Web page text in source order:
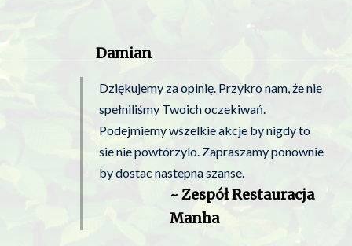
Damian
Dziękujemy za opinię. Przykro nam, że nie
spełniliśmy Twoich oczekiwań.
Podejmiemy wszelkie akcje by nigdy to
sie nie powtórzylo. Zapraszamy ponownie
by dostac nastepna szanse.
~ Zespół Restauracja
Manha